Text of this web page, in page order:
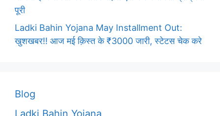
पूरी
Ladki Bahin Yojana May Installment Out:
खुशखबर!! आज मई क़िस्त के ₹3000 जारी, स्टेटस चेक करे
Blog
Ladki Bahin Yojana